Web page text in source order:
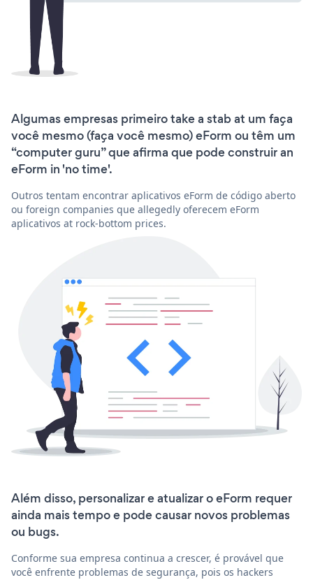
Algumas empresas primeiro take a stab at um faça
você mesmo (faça você mesmo) eForm ou têm um
“computer guru” que afirma que pode construir an
eForm in 'no time'.
Outros tentam encontrar aplicativos eForm de código aberto
ou foreign companies que allegedly oferecem eForm
aplicativos at rock-bottom prices.
Além disso, personalizar e atualizar o eForm requer
ainda mais tempo e pode causar novos problemas
ou bugs.
Conforme sua empresa continua a crescer, é provável que
você enfrente problemas de segurança, pois os hackers